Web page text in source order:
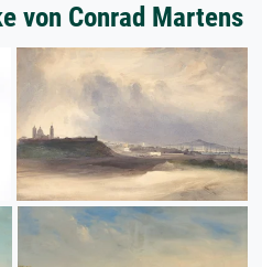
von Conrad Martens